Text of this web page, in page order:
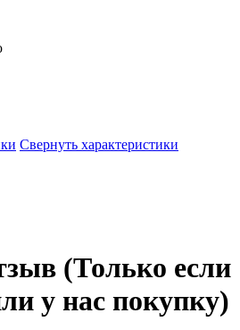
Свернуть характеристики
(Только если
у нас покупку)